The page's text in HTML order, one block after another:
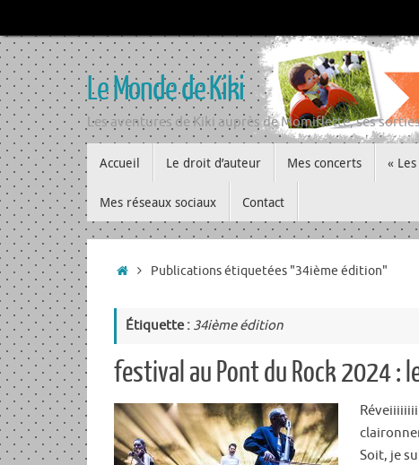
au
contenu
Le Monde de Kiki
Les aventures de Kiki auprès de Momiflette, ses
au
contenu
Accueil Le droit d’auteur Mes concerts «
Mes réseaux sociaux Contact
Accueil
Publications étiquetées "34ième édition"
Étiquette : 34ième édition
festival au Pont du Rock 2024 :
Soit, je